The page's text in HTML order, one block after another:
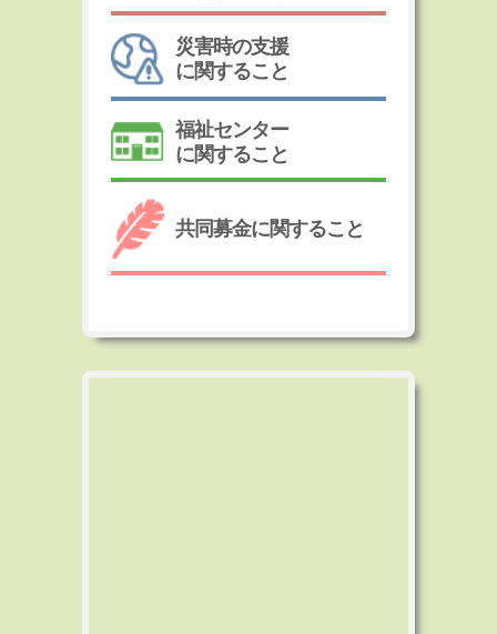
災害時の支援
に関すること
福祉センター
に関すること
共同募金に関すること